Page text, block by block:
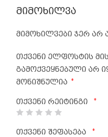
მიმოხილვა
მიმოხილვები ჯერ არ
თქვენი ელფოსტის
გამოქვეყნებული არ
მონიშნულია
*
თქვენი რეიტინგი *
თქვენი შეფასება *